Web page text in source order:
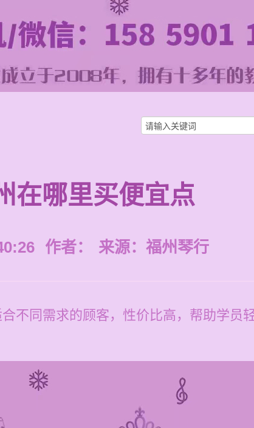
在哪里买便宜点
作者： 来源： 福州琴行
不同需求的顾客，性价比高，帮助学员